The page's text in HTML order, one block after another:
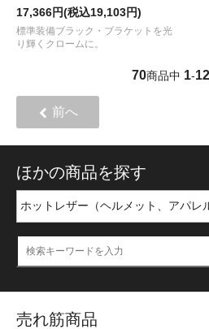
17,366円(税込19,103円)
標準装備ブラック・ブラケットを光
り輝くクロームに。
70商品中 1-12
前へ
ほかの商品を探す
売れ筋商品